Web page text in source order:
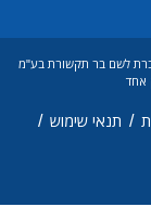
לשם בר תקשורת בע"מ
אחד
/ תנאי שימוש /